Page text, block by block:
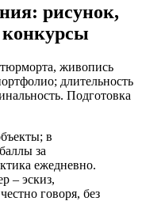
рисунок,
живопись
длительность
Подготовка
в
за
ежедневно.
– эскиз,
говоря, без